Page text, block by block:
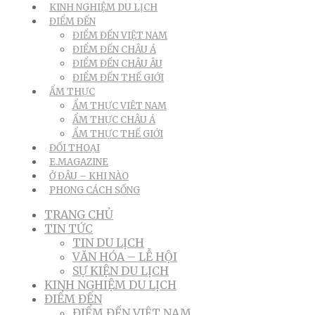
KINH NGHIỆM DU LỊCH
ĐIỂM ĐẾN
ĐIỂM ĐẾN VIỆT NAM
ĐIỂM ĐẾN CHÂU Á
ĐIỂM ĐẾN CHÂU ÂU
ĐIỂM ĐẾN THẾ GIỚI
ẨM THỰC
ẨM THỰC VIỆT NAM
ẨM THỰC CHÂU Á
ẨM THỰC THẾ GIỚI
ĐỐI THOẠI
E.MAGAZINE
Ở ĐÂU – KHI NÀO
PHONG CÁCH SỐNG
TRANG CHỦ
TIN TỨC
TIN DU LỊCH
VĂN HÓA – LỄ HỘI
SỰ KIỆN DU LỊCH
KINH NGHIỆM DU LỊCH
ĐIỂM ĐẾN